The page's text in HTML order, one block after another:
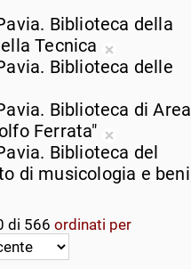
Biblioteca della
Tecnica
Rimuovi
ricerca
corrente
Biblioteca delle
Biblioteca di Area
Ferrata"
Rimuovi
dalla
Biblioteca del
di musicologia e beni
di 566 ordinati per